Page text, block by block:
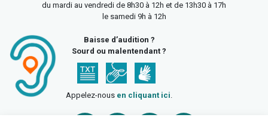
du mardi au vendredi de 8h30 à 12h et de 13h30 à 17h
le samedi 9h à 12h
Baisse d’audition ?
Sourd ou malentendant ?
Appelez-nous en cliquant ici.